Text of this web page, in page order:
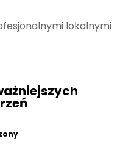
lokalnymi